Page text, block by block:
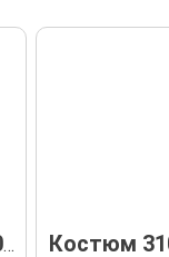
Костюм 31032